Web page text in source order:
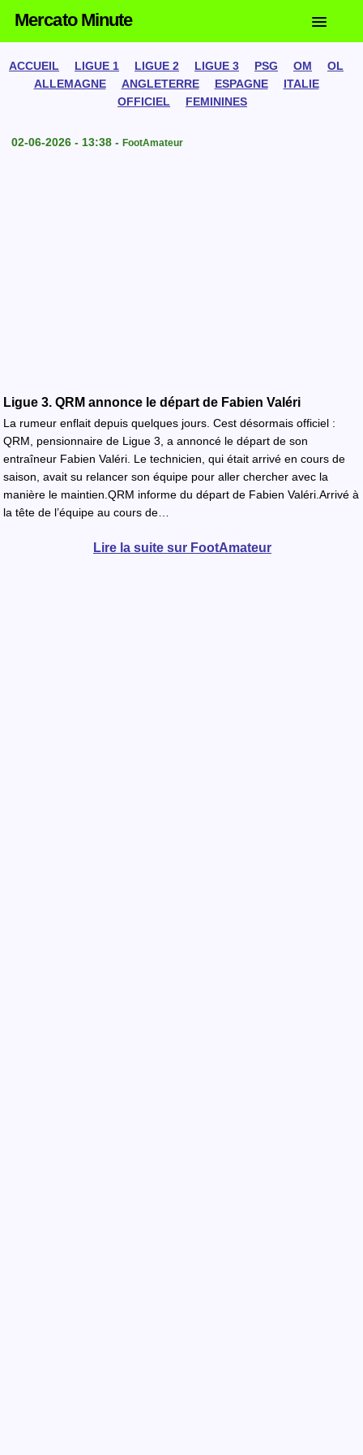
Mercato Minute
ACCUEIL LIGUE 1 LIGUE 2 LIGUE 3 PSG OM
OL
ALLEMAGNE
ANGLETERRE ESPAGNE
ITALIE
OFFICIEL
FEMININES
02-06-2026 - 13:38 - FootAmateur
Ligue 3. QRM annonce le départ de Fabien Valéri
La rumeur enflait depuis quelques jours. Cest désormais officiel :
QRM, pensionnaire de Ligue 3, a annoncé le départ de son
entraîneur Fabien Valéri. Le technicien, qui était arrivé en cours de
saison, avait su relancer son équipe pour aller chercher avec la
manière le maintien.QRM informe du départ de Fabien Valéri.Arrivé à
la tête de l’équipe au cours de…
Lire la suite sur FootAmateur